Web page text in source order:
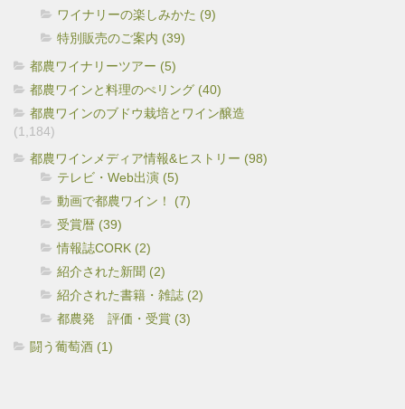
ワイナリーの楽しみかた (9)
特別販売のご案内 (39)
都農ワイナリーツアー (5)
都農ワインと料理のぺリング (40)
都農ワインのブドウ栽培とワイン醸造
(1,184)
都農ワインメディア情報&ヒストリー (98)
テレビ・Web出演 (5)
動画で都農ワイン！ (7)
受賞暦 (39)
情報誌CORK (2)
紹介された新聞 (2)
紹介された書籍・雑誌 (2)
都農発 評価・受賞 (3)
闘う葡萄酒 (1)